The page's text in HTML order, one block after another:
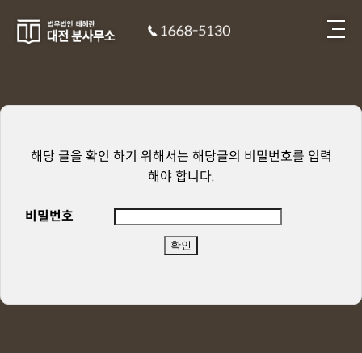
해당 글을 확인 하기 위해서는 해당글의 비밀번호를 입력
해야 합니다.
비밀번호